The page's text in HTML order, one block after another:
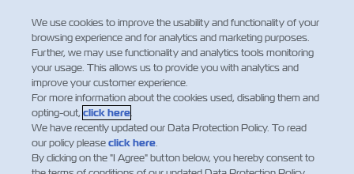
HABERLER
ZIM HAKKINDA
We use cookies to improve the usability and functionality of your
browsing experience and for analytics and marketing purposes.
Further, we may use functionality and analytics tools monitoring
your usage. This allows us to provide you with analytics and
improve your customer experience.
For more information about the cookies used, disabling them and
opting-out, click here.
We have recently updated our Data Protection Policy. To read
our policy pleaseclick here.
By clicking on the "I Agree" button below, you hereby consent to